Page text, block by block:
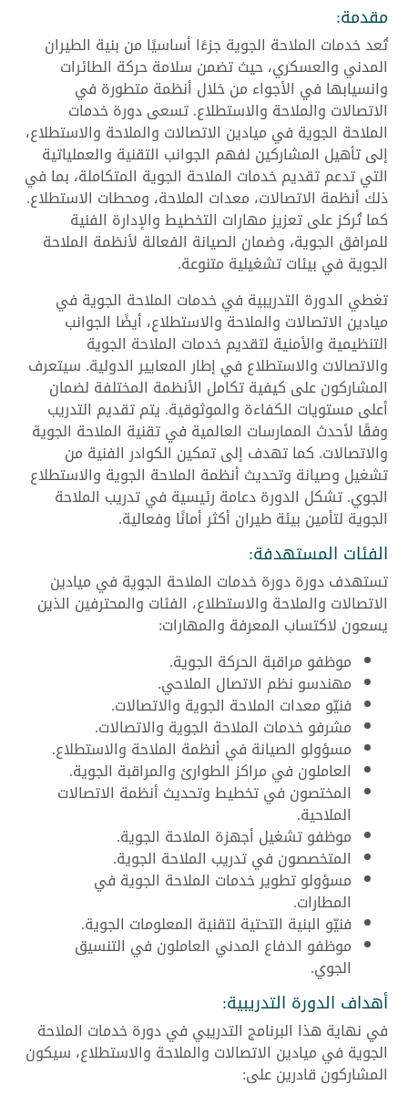
مقدمة:
تُعد خدمات الملاحة الجوية جزءًا أساسيًا من بنية الطيران
المدني والعسكري، حيث تضمن سلامة حركة الطائرات
وانسيابها في الأجواء من خلال أنظمة متطورة في
الاتصالات والملاحة والاستطلاع. تسعى دورة خدمات
الملاحة الجوية في ميادين الاتصالات والملاحة والاستطلاع،
إلى تأهيل المشاركين لفهم الجوانب التقنية والعملياتية
التي تدعم تقديم خدمات الملاحة الجوية المتكاملة، بما في
ذلك أنظمة الاتصالات، معدات الملاحة، ومحطات الاستطلاع.
كما تُركز على تعزيز مهارات التخطيط والإدارة الفنية
للمرافق الجوية، وضمان الصيانة الفعالة لأنظمة الملاحة
الجوية في بيئات تشغيلية متنوعة.
تغطي الدورة التدريبية في خدمات الملاحة الجوية في
ميادين الاتصالات والملاحة والاستطلاع، أيضًا الجوانب
التنظيمية والأمنية لتقديم خدمات الملاحة الجوية
والاتصالات والاستطلاع في إطار المعايير الدولية. سيتعرف
المشاركون على كيفية تكامل الأنظمة المختلفة لضمان
أعلى مستويات الكفاءة والموثوقية. يتم تقديم التدريب
وفقًا لأحدث الممارسات العالمية في تقنية الملاحة الجوية
والاتصالات. كما تهدف إلى تمكين الكوادر الفنية من
تشغيل وصيانة وتحديث أنظمة الملاحة الجوية والاستطلاع
الجوي. تشكل الدورة دعامة رئيسية في تدريب الملاحة
الجوية لتأمين بيئة طيران أكثر أمانًا وفعالية.
الفئات المستهدفة:
تستهدف دورة دورة خدمات الملاحة الجوية في ميادين
الاتصالات والملاحة والاستطلاع، الفئات والمحترفين الذين
يسعون لاكتساب المعرفة والمهارات:
موظفو مراقبة الحركة الجوية.
مهندسو نظم الاتصال الملاحي.
فنيّو معدات الملاحة الجوية والاتصالات.
مشرفو خدمات الملاحة الجوية والاتصالات.
مسؤولو الصيانة في أنظمة الملاحة والاستطلاع.
العاملون في مراكز الطوارئ والمراقبة الجوية.
المختصون في تخطيط وتحديث أنظمة الاتصالات
الملاحية.
موظفو تشغيل أجهزة الملاحة الجوية.
المتخصصون في تدريب الملاحة الجوية.
مسؤولو تطوير خدمات الملاحة الجوية في
المطارات.
فنيّو البنية التحتية لتقنية المعلومات الجوية.
موظفو الدفاع المدني العاملون في التنسيق
الجوي.
أهداف الدورة التدريبية:
في نهاية هذا البرنامج التدريبي في دورة خدمات الملاحة
الجوية في ميادين الاتصالات والملاحة والاستطلاع، سيكون
المشاركون قادرين على: